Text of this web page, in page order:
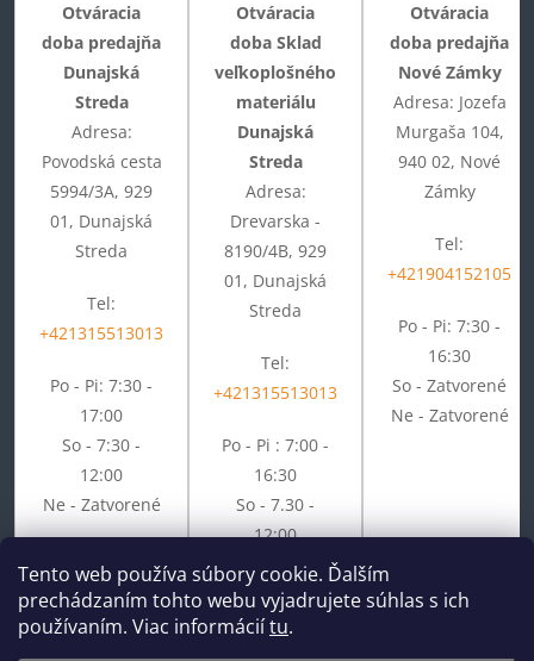
Tento web používa súbory cookie. Ďalším
prechádzaním tohto webu vyjadrujete súhlas s ich
používaním. Viac informáciítu.
Otváracia
doba predajňa
Dunajská
Streda
Adresa:
Povodská cesta
5994/3A, 929
01, Dunajská
Streda
Tel:
+421315513013
Po - Pi: 7:30 -
17:00
So - 7:30 -
12:00
Ne - Zatvorené
Otváracia
doba Sklad
veľkoplošného
materiálu
Dunajská
Streda
Adresa:
Drevarska -
8190/4B, 929
01, Dunajská
Streda
Tel:
+421315513013
Po - Pi : 7:00 -
16:30
So - 7.30 -
12:00
Ne - Zatvorené
Otváracia
doba predajňa
Nové Zámky
Adresa: Jozefa
Murgaša 104,
940 02, Nové
Zámky
Tel:
+421904152105
Po - Pi: 7:30 -
16:30
So - Zatvorené
Ne - Zatvorené